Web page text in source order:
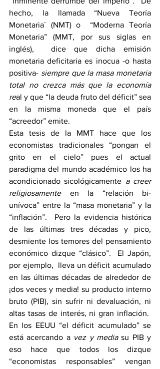
hecho, la llamada “Nueva Teoría
Monetaria¨ (NMT) o  “Moderna Teoría
Monetaria” (MMT, por sus siglas en
inglés),  dice que dicha emisión
monetaria deficitaria es inocua -o hasta
positiva- siempre que la masa monetaria
total no crezca más que la economía
real y que “la deuda fruto del déficit” sea
en la misma moneda que el país
“acreedor” emite.
Esta tesis de la MMT hace que los
economistas tradicionales “pongan el
grito en el cielo” pues el actual
paradigma del mundo académico los ha
acondicionado sicológicamente a creer
religiosamente en la “relación bi-
unívoca” entre la “masa monetaria” y la
“inflación”.  Pero la evidencia histórica
de las últimas tres décadas y pico,
desmiente los temores del pensamiento
económico dizque “clásico”.  El Japón,
por ejemplo,  lleva un déficit acumulado
en las últimas décadas de alrededor de
¡dos veces y media! su producto interno
bruto (PIB), sin sufrir ni devaluación, ni
altas tasas de interés, ni gran inflación.
En los EEUU “el déficit acumulado” se
está acercando a vez y media su PIB y
eso hace que todos los dizque
“economistas responsables” vengan